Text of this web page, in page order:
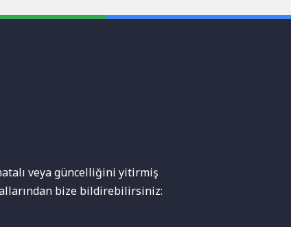
veya güncelliğini yitirmiş
bize bildirebilirsiniz: